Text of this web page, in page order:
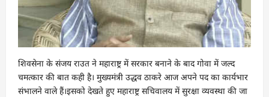
शिवसेना के संजय राउत ने महाराष्ट्र में सरकार बनाने के बाद गोवा में जल्द
चमत्कार की बात कही है। मुख्यमंत्री उद्धव ठाकरे आज अपने पद का कार्यभार
संभालने वाले हैं।इसको देखते हुए महाराष्ट्र सचिवालय में सुरक्षा व्यवस्था की जा